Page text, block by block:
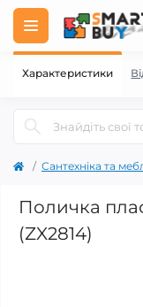
Сантехніка та
Поличка
(ZX2814)
Характеристики